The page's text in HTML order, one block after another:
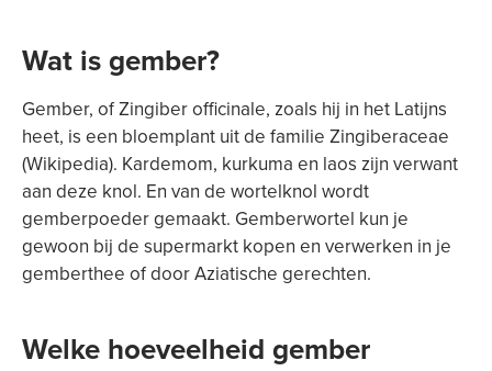
Wat is gember?
Gember, of Zingiber officinale, zoals hij in het Latijns
heet, is een bloemplant uit de familie Zingiberaceae
(Wikipedia). Kardemom, kurkuma en laos zijn verwant
aan deze knol. En van de wortelknol wordt
gemberpoeder gemaakt. Gemberwortel kun je
gewoon bij de supermarkt kopen en verwerken in je
gemberthee of door Aziatische gerechten.
Welke hoeveelheid gember